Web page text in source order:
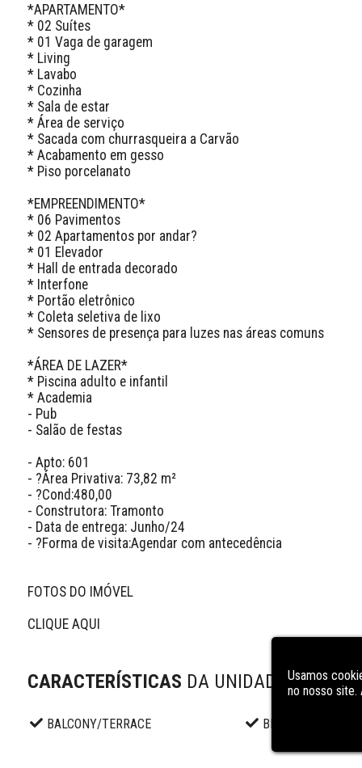
*APARTAMENTO*
* 02 Suítes
* 01 Vaga de garagem
* Living
* Lavabo
* Cozinha
* Sala de estar
* Área de serviço
* Sacada com churrasqueira a Carvão
* Acabamento em gesso
* Piso porcelanato
*EMPREENDIMENTO*
* 06 Pavimentos
* 02 Apartamentos por andar?
* 01 Elevador
* Hall de entrada decorado
* Interfone
* Portão eletrônico
* Coleta seletiva de lixo
* Sensores de presença para luzes nas áreas comuns
*ÁREA DE LAZER*
* Piscina adulto e infantil
* Academia
- Pub
- Salão de festas
- Apto: 601
- ?Área Privativa: 73,82 m²
- ?Cond:480,00
- Construtora: Tramonto
- Data de entrega: Junho/24
- ?Forma de visita:Agendar com antecedência
FOTOS DO IMÓVEL
CLIQUE AQUI
CARACTERÍSTICAS DA UNIDADE
BALCONY/TERRACE BBQ
Usamos
no nosso site.